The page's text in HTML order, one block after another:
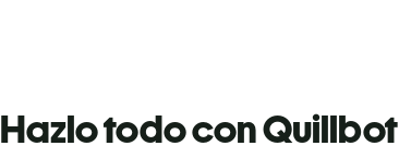
Hazlo todo con Quillbot